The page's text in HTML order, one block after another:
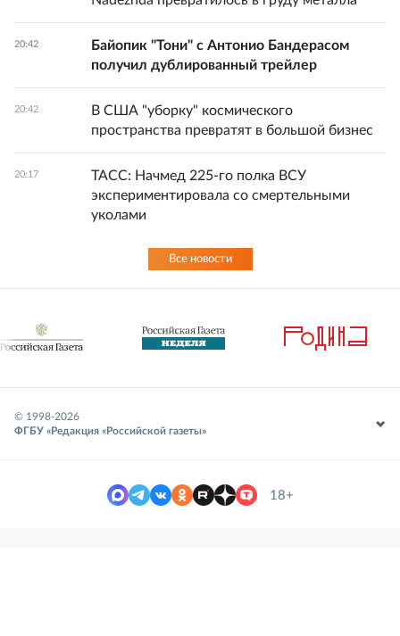
20:42
Байопик "Тони" с Антонио Бандерасом
получил дублированный трейлер
20:42
В США "уборку" космического
пространства превратят в большой бизнес
20:17
ТАСС: Начмед 225-го полка ВСУ
экспериментировала со смертельными
уколами
Все новости
© 1998-2026
ФГБУ «Редакция «Российской газеты»
18+